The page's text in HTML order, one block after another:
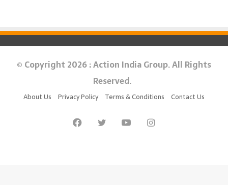
© Copyright 2026 : Action India Group. All Rights
Reserved.
About Us Privacy Policy Terms & Conditions Contact Us
FacebookTwitter YouTubeInstagram